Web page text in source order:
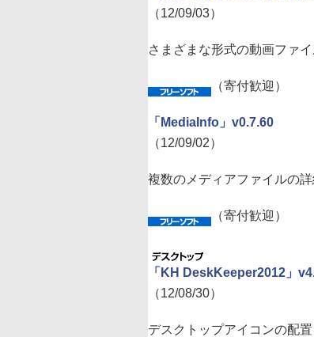
（12/09/03）
さまざまな形式の動画ファ
（寄付歓迎）
「MediaInfo」v0.7.60
（12/09/02）
複数のメディアファイルの
（寄付歓迎）
「KH DeskKeeper2012」
（12/08/30）
デスクトップアイコンの配